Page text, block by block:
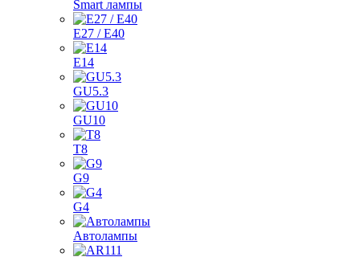
Smart лампы
E27 / E40
E14
GU5.3
GU10
T8
G9
G4
Автолампы